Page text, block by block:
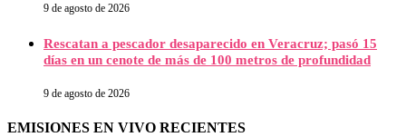
9 de agosto de 2026
Rescatan a pescador desaparecido en Veracruz; pasó 15
días en un cenote de más de 100 metros de profundidad
9 de agosto de 2026
EMISIONES EN VIVO RECIENTES